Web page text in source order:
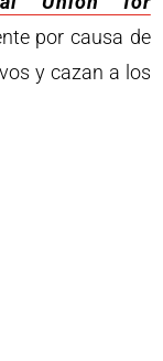
por causa de
y cazan a los